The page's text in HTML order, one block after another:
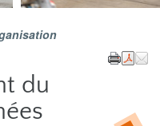
du